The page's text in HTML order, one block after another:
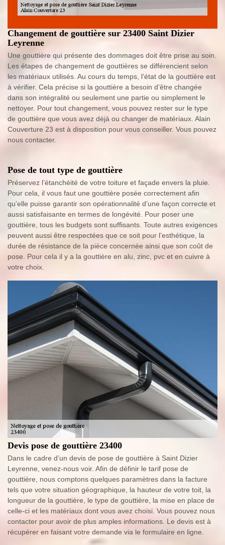
Changement de gouttière sur 23400 Saint Dizier
Leyrenne
Une gouttière qui présente des dommages doit être prise au soin.
Les étapes de changement de gouttières se différencient selon
les matériaux utilisés. Au cours du temps, l’état de la gouttière est
à vérifier. Cela précise si la gouttière a besoin d’être changée
dans son intégralité ou seulement une partie ou simplement le
nettoyer. Pour tout changement, vous pouvez rester sur le type
de gouttière que vous avez déjà ou changer de matériaux. Alain
Couverture 23 est à disposition pour vous conseiller. Vous pouvez
nous contacter.
Pose de tout type de gouttière
Préservez l’étanchéité de votre toiture et façade envers la pluie.
Pour cela, il vous faut une gouttière posée correctement afin
qu’elle puisse garantir son opérationnalité d’une façon correcte et
aussi satisfaisante en termes de longévité. Pour poser une
gouttière, tous les budgets sont suffisants. Toute autres exigences
peuvent aussi être respectées que ce soit pour l’esthétique, la
durée de résistance de la pièce concernée ainsi que son coût de
pose. Pour cela il y a la gouttière en alu, zinc, pvc et en cuivre à
votre choix.
Devis pose de gouttière 23400
Dans le cadre d’un devis de pose de gouttière à Saint Dizier
Leyrenne, venez-nous voir. Afin de définir le tarif pose de
gouttière, nous comptons quelques paramètres dans la facture
tels que votre situation géographique, la hauteur de votre toit, la
longueur de la gouttière, le type de gouttière, la mise en place de
celle-ci et les matériaux dont vous avez choisi. Vous pouvez nous
contacter pour avoir de plus amples informations. Le devis est à
récupérer en faisant votre demande via le formulaire en ligne.